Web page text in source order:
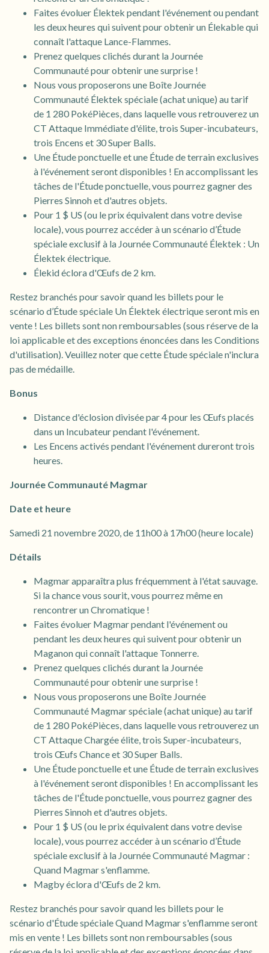
Faites évoluer Élektek pendant l'événement ou pendant
les deux heures qui suivent pour obtenir un Élekable qui
connaît l'attaque Lance-Flammes.
Prenez quelques clichés durant la Journée
Communauté pour obtenir une surprise !
Nous vous proposerons une Boîte Journée
Communauté Élektek spéciale (achat unique) au tarif
de 1 280 PokéPièces, dans laquelle vous retrouverez un
CT Attaque Immédiate d'élite, trois Super-incubateurs,
trois Encens et 30 Super Balls.
Une Étude ponctuelle et une Étude de terrain exclusives
à l'événement seront disponibles ! En accomplissant les
tâches de l'Étude ponctuelle, vous pourrez gagner des
Pierres Sinnoh et d'autres objets.
Pour 1 $ US (ou le prix équivalent dans votre devise
locale), vous pourrez accéder à un scénario d’Étude
spéciale exclusif à la Journée Communauté Élektek : Un
Élektek électrique.
Élekid éclora d'Œufs de 2 km.
Restez branchés pour savoir quand les billets pour le
scénario d’Étude spéciale Un Élektek électrique seront mis en
vente ! Les billets sont non remboursables (sous réserve de la
loi applicable et des exceptions énoncées dans les Conditions
d'utilisation). Veuillez noter que cette Étude spéciale n'inclura
pas de médaille.
Bonus
Distance d'éclosion divisée par 4 pour les Œufs placés
dans un Incubateur pendant l'événement.
Les Encens activés pendant l'événement dureront trois
heures.
Journée Communauté Magmar
Date et heure
Samedi 21 novembre 2020, de 11h00 à 17h00 (heure locale)
Détails
Magmar apparaîtra plus fréquemment à l'état sauvage.
Si la chance vous sourit, vous pourrez même en
rencontrer un Chromatique !
Faites évoluer Magmar pendant l'événement ou
pendant les deux heures qui suivent pour obtenir un
Maganon qui connaît l'attaque Tonnerre.
Prenez quelques clichés durant la Journée
Communauté pour obtenir une surprise !
Nous vous proposerons une Boîte Journée
Communauté Magmar spéciale (achat unique) au tarif
de 1 280 PokéPièces, dans laquelle vous retrouverez un
CT Attaque Chargée élite, trois Super-incubateurs,
trois Œufs Chance et 30 Super Balls.
Une Étude ponctuelle et une Étude de terrain exclusives
à l'événement seront disponibles ! En accomplissant les
tâches de l'Étude ponctuelle, vous pourrez gagner des
Pierres Sinnoh et d'autres objets.
Pour 1 $ US (ou le prix équivalent dans votre devise
locale), vous pourrez accéder à un scénario d’Étude
spéciale exclusif à la Journée Communauté Magmar :
Quand Magmar s'enflamme.
Magby éclora d'Œufs de 2 km.
Restez branchés pour savoir quand les billets pour le
scénario d'Étude spéciale Quand Magmar s'enflamme seront
mis en vente ! Les billets sont non remboursables (sous